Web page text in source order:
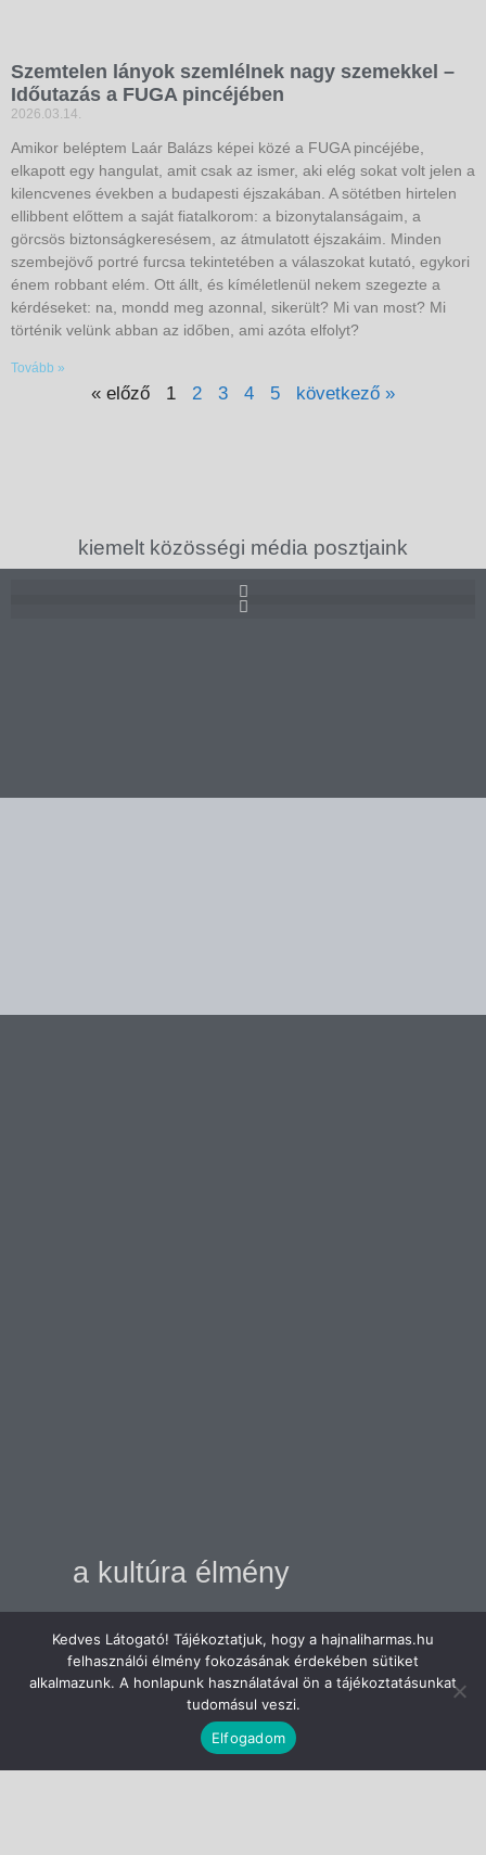
Szemtelen lányok szemlélnek nagy szemekkel –
Időutazás a FUGA pincéjében
2026.03.14.
Amikor beléptem Laár Balázs képei közé a FUGA pincéjébe,
elkapott egy hangulat, amit csak az ismer, aki elég sokat volt jelen a
kilencvenes években a budapesti éjszakában. A sötétben hirtelen
ellibbent előttem a saját fiatalkorom: a bizonytalanságaim, a
görcsös biztonságkeresésem, az átmulatott éjszakáim. Minden
szembejövő portré furcsa tekintetében a válaszokat kutató, egykori
énem robbant elém. Ott állt, és kíméletlenül nekem szegezte a
kérdéseket: na, mondd meg azonnal, sikerült? Mi van most? Mi
történik velünk abban az időben, ami azóta elfolyt?
Tovább »
« előző 1 2 3 4 5 következő »
kiemelt közösségi média posztjaink
a kultúra élmény
Kedves Látogató! Tájékoztatjuk, hogy a hajnaliharmas.hu
felhasználói élmény fokozásának érdekében sütiket
alkalmazunk. A honlapunk használatával ön a tájékoztatásunkat
tudomásul veszi.
Elfogadom